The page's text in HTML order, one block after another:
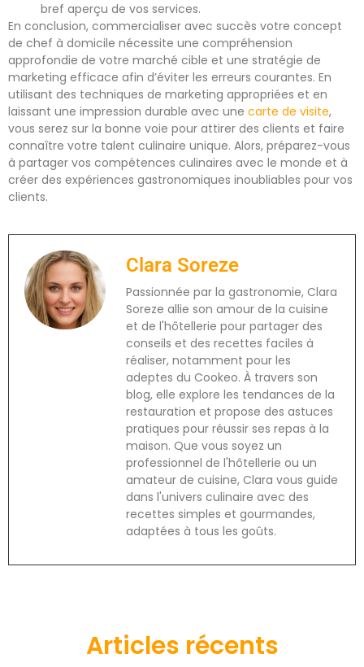
bref aperçu de vos services.
En conclusion, commercialiser avec succès votre concept
de chef à domicile nécessite une compréhension
approfondie de votre marché cible et une stratégie de
marketing efficace afin d’éviter les erreurs courantes. En
utilisant des techniques de marketing appropriées et en
laissant une impression durable avec une carte de visite,
vous serez sur la bonne voie pour attirer des clients et faire
connaître votre talent culinaire unique. Alors, préparez-vous
à partager vos compétences culinaires avec le monde et à
créer des expériences gastronomiques inoubliables pour vos
clients.
Clara Soreze
Passionnée par la gastronomie, Clara
Soreze allie son amour de la cuisine
et de l'hôtellerie pour partager des
conseils et des recettes faciles à
réaliser, notamment pour les
adeptes du Cookeo. À travers son
blog, elle explore les tendances de la
restauration et propose des astuces
pratiques pour réussir ses repas à la
maison. Que vous soyez un
professionnel de l'hôtellerie ou un
amateur de cuisine, Clara vous guide
dans l'univers culinaire avec des
recettes simples et gourmandes,
adaptées à tous les goûts.
Articles récents